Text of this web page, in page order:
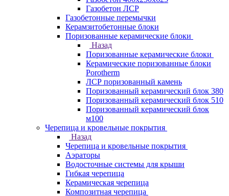
Газобетон ЛСР
Газобетонные перемычки
Керамзитобетонные блоки
Поризованные керамические блоки
Назад
Поризованные керамические блоки
Керамические поризованные блоки
Porotherm
ЛСР поризованный камень
Поризованный керамический блок 380
Поризованный керамический блок 510
Поризованный керамический блок
м100
Черепица и кровельные покрытия
Назад
Черепица и кровельные покрытия
Аэраторы
Водосточные системы для крыши
Гибкая черепица
Керамическая черепица
Композитная черепица